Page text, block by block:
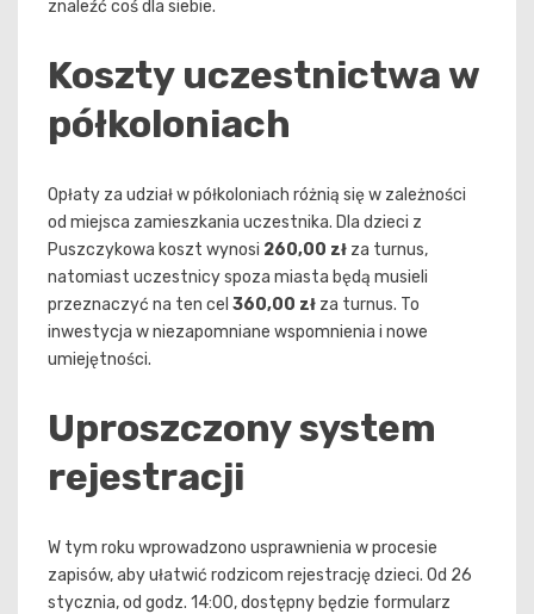
znaleźć coś dla siebie.
Koszty uczestnictwa w
półkoloniach
Opłaty za udział w półkoloniach różnią się w zależności
od miejsca zamieszkania uczestnika. Dla dzieci z
Puszczykowa koszt wynosi 260,00 zł za turnus,
natomiast uczestnicy spoza miasta będą musieli
przeznaczyć na ten cel 360,00 zł za turnus. To
inwestycja w niezapomniane wspomnienia i nowe
umiejętności.
Uproszczony system
rejestracji
W tym roku wprowadzono usprawnienia w procesie
zapisów, aby ułatwić rodzicom rejestrację dzieci. Od 26
stycznia, od godz. 14:00, dostępny będzie formularz